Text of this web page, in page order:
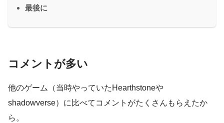
最後に
コメントが多い
他のゲーム（当時やっていたHearthstoneや
shadowverse）に比べてコメントがたくさんもらえたか
ら。